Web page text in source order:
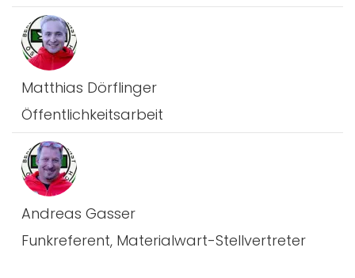
Matthias Dörflinger
Öffentlichkeitsarbeit
Andreas Gasser
Funkreferent, Materialwart-Stellvertreter